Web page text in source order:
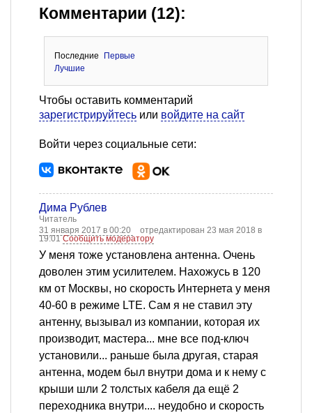
Комментарии (12):
Последние
Первые
Лучшие
Чтобы оставить комментарий
зарегистрируйтесь или войдите на сайт
Войти через социальные сети:
Дима Рублев
Читатель
31 января 2017 в 00:20
отредактирован 23 мая 2018 в
19:01Сообщить модератору
У меня тоже установлена антенна. Очень
доволен этим усилителем. Нахожусь в 120
км от Москвы, но скорость Интернета у меня
40-60 в режиме LTE. Сам я не ставил эту
антенну, вызывал из компании, которая их
производит, мастера... мне все под-ключ
установили... раньше была другая, старая
антенна, модем был внутри дома и к нему с
крыши шли 2 толстых кабеля да ещё 2
переходника внутри.... неудобно и скорость